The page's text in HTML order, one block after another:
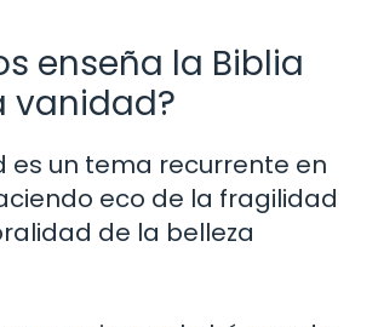
enseña la Biblia
vanidad?
es un tema recurrente en
eco de la fragilidad
de la belleza